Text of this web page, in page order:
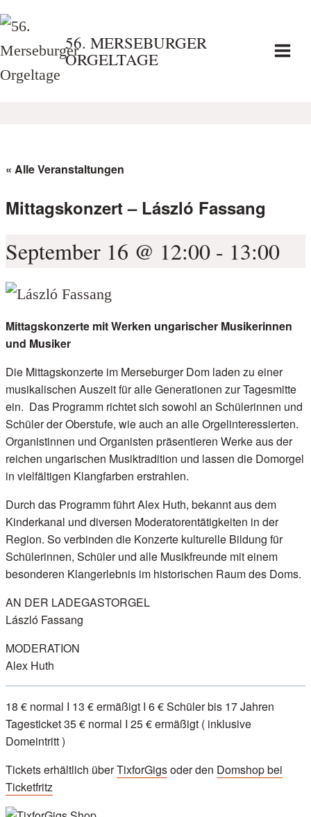
Zum
Inhalt
springen
56. MERSEBURGER
ORGELTAGE
« Alle Veranstaltungen
Mittagskonzert – László Fassang
September 16 @ 12:00 - 13:00
Mittagskonzerte mit Werken ungarischer Musikerinnen
und Musiker
Die Mittagskonzerte im Merseburger Dom laden zu einer
musikalischen Auszeit für alle Generationen zur Tagesmitte
ein. Das Programm richtet sich sowohl an Schülerinnen und
Schüler der Oberstufe, wie auch an alle Orgelinteressierten.
Organistinnen und Organisten präsentieren Werke aus der
reichen ungarischen Musiktradition und lassen die Domorgel
in vielfältigen Klangfarben erstrahlen.
Durch das Programm führt Alex Huth, bekannt aus dem
Kinderkanal und diversen Moderatorentätigkeiten in der
Region. So verbinden die Konzerte kulturelle Bildung für
Schülerinnen, Schüler und alle Musikfreunde mit einem
besonderen Klangerlebnis im historischen Raum des Doms.
AN DER LADEGASTORGEL
László Fassang
MODERATION
Alex Huth
18 € normal I 13 € ermäßigt I 6 € Schüler bis 17 Jahren
Tagesticket 35 € normal I 25 € ermäßigt ( inklusive
Domeintritt )
Tickets erhältlich überTixforGigsoder den Domshop bei
Ticketfritz